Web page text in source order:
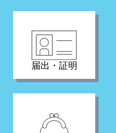
届出・証明